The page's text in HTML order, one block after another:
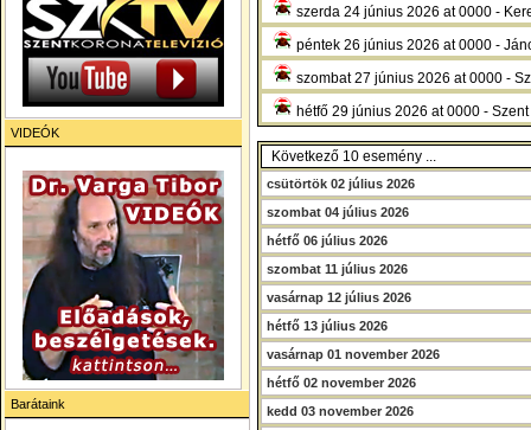
VIDEÓK
Barátaink
szerda 24 június 2026 at 0000 -
péntek 26 június 2026 at 0000 -
szombat 27 június 2026 at 0000 -
hétfő 29 június 2026 at 0000 -
Következő 10 esemény ...
csütörtök 02 július 2026
szombat 04 július 2026
hétfő 06 július 2026
szombat 11 július 2026
vasárnap 12 július 2026
hétfő 13 július 2026
vasárnap 01 november 2026
hétfő 02 november 2026
kedd 03 november 2026